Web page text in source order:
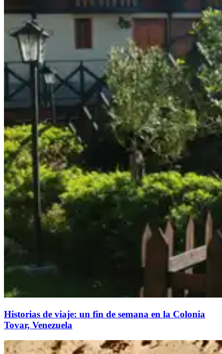
Historias de viaje: un fin de semana en la Colonia
Tovar, Venezuela